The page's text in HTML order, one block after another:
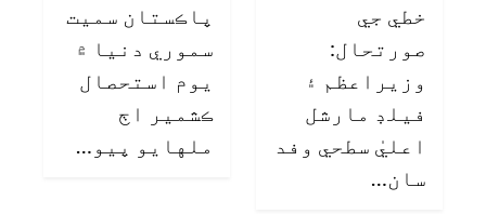
خطي جي
صورتحال:
وزيراعظم ۽
فيلڊ مارشل
اعليٰ سطحي وفد
سان…
پاڪستان سميت
سموري دنيا ۾
يوم استحصال
ڪشمير اڄ
ملهايو پيو…